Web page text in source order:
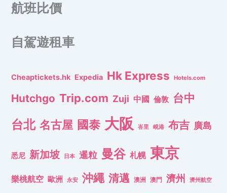
航班比價
自駕遊租車
Cheaptickets.hk Expedia Hk Express Hotels.com
Hutchgo Trip.com Zuji 中國 倫敦 台中
台北 名古屋 國泰 大阪 峇里 峴港 布吉 廣島
悉尼 新加坡 日本 暹粒 曼谷 札幌 東京
樂桃航空 歐洲 永安 沖繩 清邁 澳洲 澳門 濟州 濟州航空